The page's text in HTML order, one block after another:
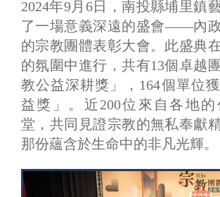
2024年9月6日，南投縣埔里鎮
了一場意義深遠的盛會——內
的宗教團體表彰大會。此盛典
的氛圍中進行，共有13個卓越
教公益深耕獎」，164個單位
益獎」。近200位來自各地
堂，共同見證宗教的無私奉獻
那份蘊含於生命中的非凡光輝。